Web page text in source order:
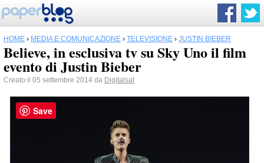
HOME › MEDIA E COMUNICAZIONE › TELEVISIONE › JUSTIN BIEBER
Believe, in esclusiva tv su Sky Uno il film
evento di Justin Bieber
Creato il 05 settembre 2014 da Digitalsat
Save